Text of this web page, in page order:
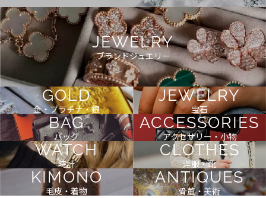
JEWELRY
ブランドジュエリー
GOLD
金・プラチナ・銀
JEWELRY
宝石
BAG
バッグ
ACCESSORIES
アクセサリー・小物
WATCH
時計
CLOTHES
洋服・靴
KIMONO
毛皮・着物
ANTIQUES
骨董・美術